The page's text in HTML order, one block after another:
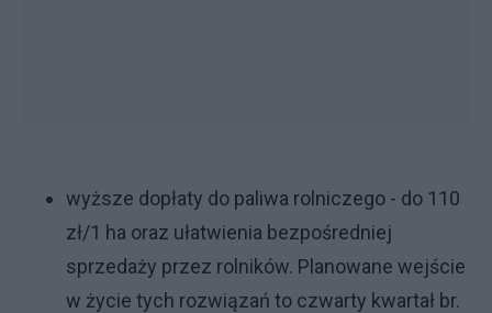
wyższe dopłaty do paliwa rolniczego - do 110
zł/1 ha oraz ułatwienia bezpośredniej
sprzedaży przez rolników. Planowane wejście
w życie tych rozwiązań to czwarty kwartał br.